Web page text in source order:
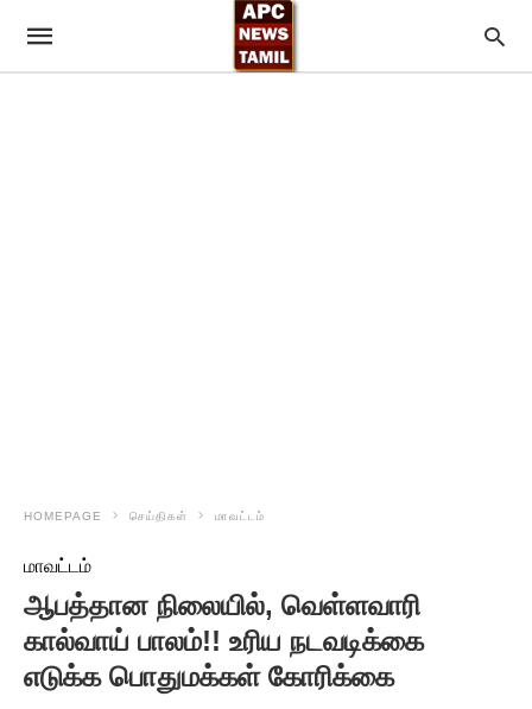
HOMEPAGE செய்திகள் மாவட்டம்
மாவட்டம்
ஆபத்தான நிலையில், வெள்ளவாரி
கால்வாய் பாலம்!! உரிய நடவடிக்கை
எடுக்க பொதுமக்கள் கோரிக்கை